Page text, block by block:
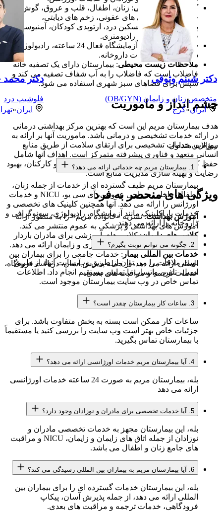
کلینیک های تخصصی: زنان، اطفال، قلب و عروق، گوش و
حلق و بینی، بیماری های عفونی، زخم های دیابتی،
پریناتولوژی، IVF، تسکین درد، ارتوپدی کودکان، آمنیوسنتز،
فشار خون، تغذیه و رادیومتری.
خدمات پاراکلینیک
: آزمایشگاه فعال 24 ساعته، رادیولوژی،
سونوگرافی و خدمات داروخانه.
ملاحظات زیست محیطی: بیمارستان دارای یک تصفیه خانه
فاضلاب است که فاضلاب را به آب شفاف تصفیه می کند و
سپس برای فضاهای سبز شهری استفاده می شود.
چشم انداز و ماموریت
هدف بیمارستان مریم این است که بهترین مرکز بهداشتی درمانی
در ارائه خدمات تشخیصی و درمانی باشد. ماموریت آنها بر ارائه به
روزترین خدمات تشخیصی برای ارتقای سلامت از طریق منابع
انسانی متعهد و فناوری پیشرفته متمرکز است. اهداف آنها شامل
حفظ کیفیت خدمات بهداشتی، افزایش ایمنی بیمار و کارکنان، بهبود
رضایت و بهینه سازی مدیریت منابع است.
ویژگی های منحصر به فرد
آموزش بهداشت: نشریه «خانواده مریم» را به منظور ارائه
آموزش های بهداشتی و پزشکی به عموم منتشر می کند.
کلاس های زایمان: کلاس های آموزشی برای مادران باردار
برای افزایش آگاهی در مورد بارداری و زایمان ارائه می دهد.
خدمات بین المللی بیمار : خدمات جامعی را برای بیماران بین
المللی ارائه می دهد، از جمله پذیرش آسان، دریافت فرودگاه،
خدمات ترجمه و مراقبت های بعدی.
دکتر شبنم وثوقی
متخصص زنان و زایمان (OB/GYN)
ایران»کرج
دکتر
فلوشیپ درد
ایران»
سؤالات متداول
1. بیمارستان مریم چه خدماتی ارائه می دهد؟
بیمارستان مریم طیف گسترده ای از خدمات از جمله زنان،
اطفال، داخلی، جراحی عمومی، آی سی یو، NICU و خدمات
اورژانس را ارائه می دهد. آنها همچنین کلینیک های تخصصی و
خدمات پاراکلینیک مانند آزمایشگاه، رادیولوژی، سونوگرافی و
داروخانه را ارائه می دهند.
2. چگونه می توانم نوبت بگیرم؟
نوبت ملاقات را می توان از طریق وب سایت آنها، از طریق
ایمیل، تلفن، واتساپ یا تماس مستقیم انجام داد. اطلاعات
تماس خاص در وب سایت بیمارستان موجود است.
3. ساعات کار بیمارستان چقدر است؟
ساعات کار ممکن است بسته به بخش متفاوت باشد. برای
جزئیات خاص بهتر است وب سایت را بررسی کنید یا مستقیماً
با بیمارستان تماس بگیرید.
4. آیا بیمارستان مریم خدمات اورژانسی ارائه می دهد؟
بله، بیمارستان مریم به صورت 24 ساعته خدمات اورژانسی
ارائه می دهد
5. آیا خدمات تخصصی برای مادران و نوزادان وجود دارد؟
بله، این بیمارستان مجهز به خدمات تخصصی مادران و
نوزادان از جمله اتاق های زایمان و زایمان، NICU و مراقبت
های جامع زنان و اطفال می باشد.
6. آیا بیمارستان مریم به بیماران بین المللی رسیدگی می کند؟
بله، این بیمارستان خدمات گسترده ای را برای بیماران بین
المللی ارائه می دهد، از جمله پذیرش آسان، پیکاپ
فرودگاهی، خدمات ترجمه و مراقبت های بعدی.